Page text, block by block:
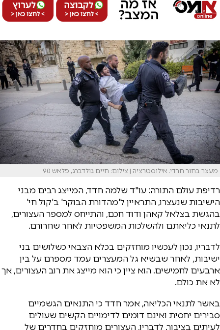
מעצר בחור חרדי. אילוסטרציה | צילום: חיים גולדברג, פלאש 90
רדיפת עולם התורה: עו"ד שלמה חדד, המייצג רבים מבני
הישיבות שנעצרו, התראיין ל'מהדורת הבוקר' ב'קול חי'
בהגשת בצלאל קאהן ודוד חכם, והתייחס למספר העצורים,
לתנאי כליאתם ולהשלכות המשפטיות לאחר שחרורם.
לדבריו, נכון לעכשיו מוחזקים בכלא הצבאי כשלושים בני
ישיבות, לאחר שבשיא גל המעצרים עמד מספרם על בין
ארבעים לחמישים. הוא ציין כי הוא מייצג את רוב העצורים, אך
לא את כולם.
באשר לתנאי הכליאה, אמר חדד כי התנאים הגשמיים
סבירים יחסית ואינם דומים לדימויים הקשים שעולים
לעיתים בציבור. לדבריו, העצורים מוחזקים בחדרים של